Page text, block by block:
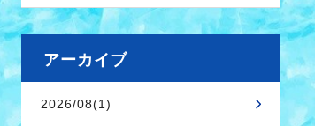
アーカイブ
2026/08(1)